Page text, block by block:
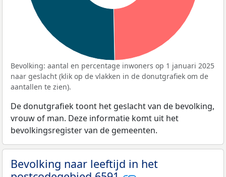
Bevolking: aantal en percentage inwoners op 1 januari 2025
naar geslacht (klik op de vlakken in de donutgrafiek om de
aantallen te zien).
De donutgrafiek toont het geslacht van de bevolking,
vrouw of man. Deze informatie komt uit het
bevolkingsregister van de gemeenten.
Bevolking naar leeftijd in het